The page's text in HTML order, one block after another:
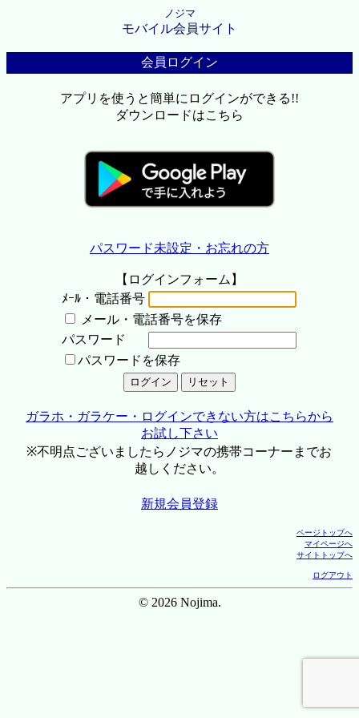
ノジマ
モバイル会員サイト
会員ログイン
アプリを使うと簡単にログインができる!!
ダウンロードはこちら
パスワード未設定・お忘れの方
【ログインフォーム】
ﾒｰﾙ・電話番号
メール・電話番号を保存
パスワード
パスワードを保存
ガラホ・ガラケー・ログインできない方はこちらから
お試し下さい
※不明点ございましたらノジマの携帯コーナーまでお
越しください。
新規会員登録
ページトップへ
マイページへ
サイトトップへ
ログアウト
© 2026 Nojima.